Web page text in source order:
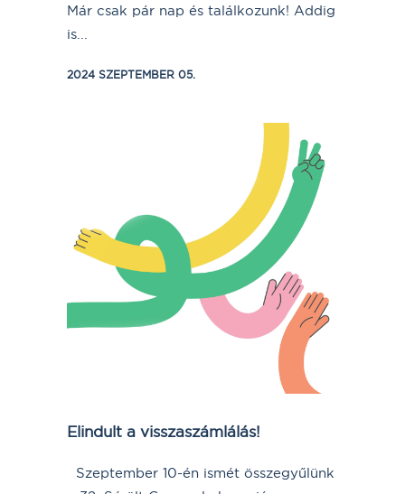
Már csak pár nap és találkozunk! Addig
is...
2024 SZEPTEMBER 05.
Elindult a visszaszámlálás!
Szeptember 10-én ismét összegyűlünk